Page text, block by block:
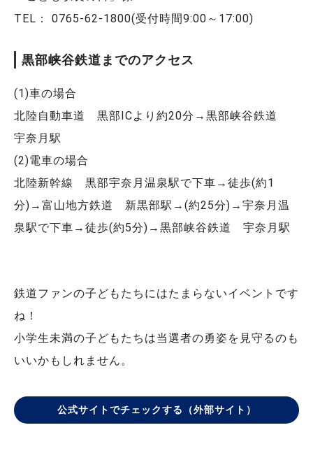
TEL： 0765-62-1800(受付時間9:00～17:00)
黒部峡谷鉄道までのアクセス
(1)車の場合
北陸自動車道 黒部ICより約20分→黒部峡谷鉄道
宇奈月駅
(2)電車の場合
北陸新幹線 黒部宇奈月温泉駅で下車→徒歩(約1
分)→富山地方鉄道 新黒部駅→(約25分)→宇奈月温
泉駅で下車→徒歩(約5分)→黒部峡谷鉄道 宇奈月駅
鉄道ファンの子どもたちにはたまらないイベントです
ね！
小学生未満の子どもたちは当選者の勇姿を見守るのも
いいかもしれません。
公式サイトでチェックする（外部サイト）